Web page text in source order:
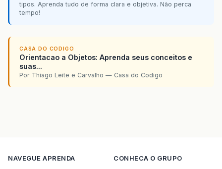
tipos. Aprenda tudo de forma clara e objetiva. Não perca
tempo!
CASA DO CODIGO
Orientacao a Objetos: Aprenda seus conceitos e
suas...
Por Thiago Leite e Carvalho — Casa do Codigo
NAVEGUE APRENDA
CONHECA O GRUPO